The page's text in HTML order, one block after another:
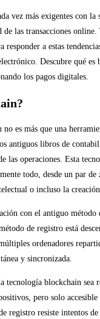
vez más exigentes con la
las transacciones online.
responder a estas
Descubre qué es
los pagos digitales.
es más que una
antiguos libros de
las operaciones. Esta
todo, desde un par de
o incluso la
con el antiguo método
de registro está
ordenadores
y sincronizada.
tecnología blockchain sea
pero solo accesible
registro resiste intentos